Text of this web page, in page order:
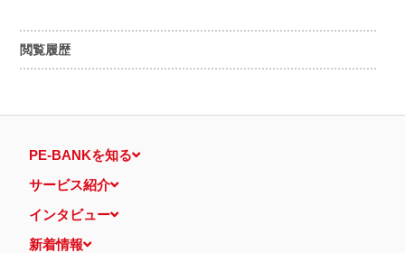
閲覧履歴
PE-BANKを知る
サービス紹介
インタビュー
新着情報